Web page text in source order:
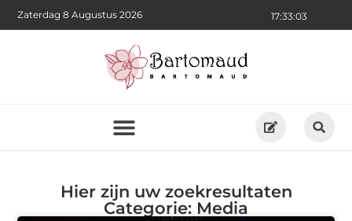
17:33:04
Zaterdag 8 Augustus 2026
Hier zijn uw zoekresultaten
Categorie: Media